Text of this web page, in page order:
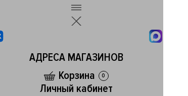
АДРЕСА МАГАЗИНОВ
Корзина
0
Личный кабинет